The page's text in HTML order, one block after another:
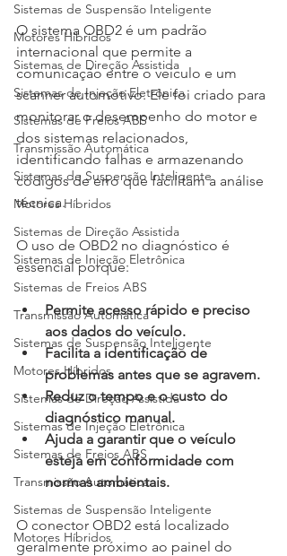
Sistemas de Suspensão Inteligente
Motores Híbridos
Sistemas de Direção Assistida
Sistemas de Injeção Eletrônica
Sistemas de Freios ABS
Transmissão Automática
Sistemas de Suspensão Inteligente
Motores Híbridos
Sistemas de Direção Assistida
Sistemas de Injeção Eletrônica
Sistemas de Freios ABS
Transmissão Automática
Sistemas de Suspensão Inteligente
Motores Híbridos
Sistemas de Direção Assistida
Sistemas de Injeção Eletrônica
Sistemas de Freios ABS
Transmissão Automática
Sistemas de Suspensão Inteligente
Motores Híbridos
O sistema OBD2 é um padrão
internacional que permite a
comunicação entre o veículo e um
scanner automotivo. Ele foi criado para
monitorar o desempenho do motor e
dos sistemas relacionados,
identificando falhas e armazenando
códigos de erro que facilitam a análise
técnica.
O uso de OBD2 no diagnóstico é
essencial porque:
Permite acesso rápido e preciso
aos dados do veículo.
Facilita a identificação de
problemas antes que se agravem.
Reduz o tempo e o custo do
diagnóstico manual.
Ajuda a garantir que o veículo
esteja em conformidade com
normas ambientais.
O conector OBD2 está localizado
geralmente próximo ao painel do